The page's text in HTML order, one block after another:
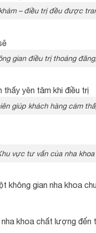
– điều trị đều được
gian điều trị thoáng
giúp khách hàng cảm
vực tư vấn của nha
không gian nha khoa
khoa chất lượng